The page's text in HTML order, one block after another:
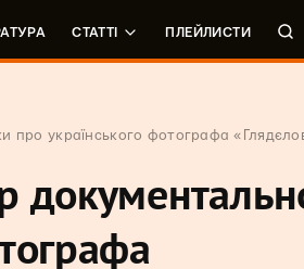
СТАТТІ ПЛЕЙЛИСТИ
про українського фотографа